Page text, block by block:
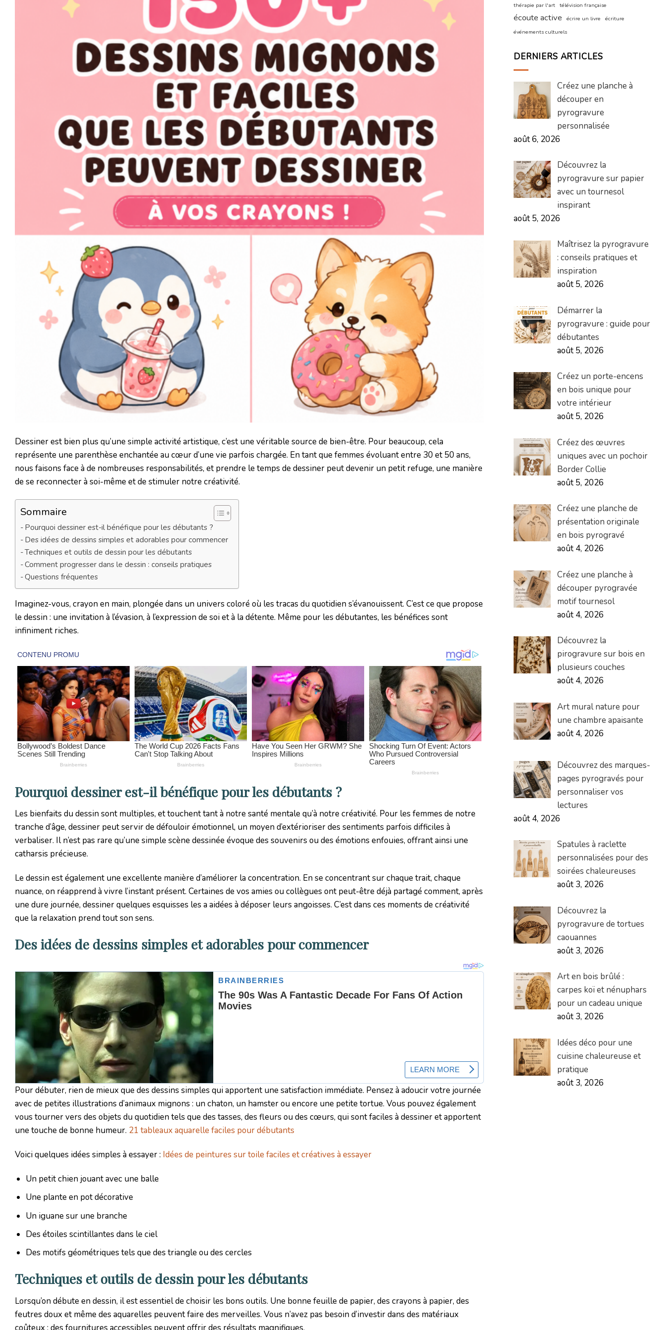
Dessiner est bien plus qu’une simple activité artistique, c’est une véritable source de bien-être. Pour beaucoup, cela
représente une parenthèse enchantée au cœur d’une vie parfois chargée. En tant que femmes évoluant entre 30 et 50 ans,
nous faisons face à de nombreuses responsabilités, et prendre le temps de dessiner peut devenir un petit refuge, une manière
de se reconnecter à soi-même et de stimuler notre créativité.
Sommaire
Pourquoi dessiner est-il bénéfique pour les débutants ?
Des idées de dessins simples et adorables pour commencer
Techniques et outils de dessin pour les débutants
Comment progresser dans le dessin : conseils pratiques
Questions fréquentes
Imaginez-vous, crayon en main, plongée dans un univers coloré où les tracas du quotidien s’évanouissent. C’est ce que propose
le dessin : une invitation à l’évasion, à l’expression de soi et à la détente. Même pour les débutantes, les bénéfices sont
infiniment riches.
Pourquoi dessiner est-il bénéfique pour les débutants ?
Les bienfaits du dessin sont multiples, et touchent tant à notre santé mentale qu’à notre créativité. Pour les femmes de notre
tranche d’âge, dessiner peut servir de défouloir émotionnel, un moyen d’extérioriser des sentiments parfois difficiles à
verbaliser. Il n’est pas rare qu’une simple scène dessinée évoque des souvenirs ou des émotions enfouies, offrant ainsi une
catharsis précieuse.
Le dessin est également une excellente manière d’améliorer la concentration. En se concentrant sur chaque trait, chaque
nuance, on réapprend à vivre l’instant présent. Certaines de vos amies ou collègues ont peut-être déjà partagé comment, après
une dure journée, dessiner quelques esquisses les a aidées à déposer leurs angoisses. C’est dans ces moments de créativité
que la relaxation prend tout son sens.
Des idées de dessins simples et adorables pour commencer
Pour débuter, rien de mieux que des dessins simples qui apportent une satisfaction immédiate. Pensez à adoucir votre journée
avec de petites illustrations d’animaux mignons : un chaton, un hamster ou encore une petite tortue. Vous pouvez également
vous tourner vers des objets du quotidien tels que des tasses, des fleurs ou des cœurs, qui sont faciles à dessiner et apportent
une touche de bonne humeur. 21 tableaux aquarelle faciles pour débutants
Voici quelques idées simples à essayer : Idées de peintures sur toile faciles et créatives à essayer
Un petit chien jouant avec une balle
Une plante en pot décorative
Un iguane sur une branche
Des étoiles scintillantes dans le ciel
Des motifs géométriques tels que des triangle ou des cercles
Techniques et outils de dessin pour les débutants
Lorsqu’on débute en dessin, il est essentiel de choisir les bons outils. Une bonne feuille de papier, des crayons à papier, des
feutres doux et même des aquarelles peuvent faire des merveilles. Vous n’avez pas besoin d’investir dans des matériaux
coûteux ; des fournitures accessibles peuvent offrir des résultats magnifiques.
thérapie par l'art télévision française
écoute active écrire un livre
écriture
événements culturels
DERNIERS ARTICLES
Créez une planche à
découper en
pyrogravure
personnalisée
août 6, 2026
Découvrez la
pyrogravure sur papier
avec un tournesol
inspirant
août 5, 2026
Maîtrisez la pyrogravure
: conseils pratiques et
inspiration
août 5, 2026
Démarrer la
pyrogravure : guide pour
débutantes
août 5, 2026
Créez un porte-encens
en bois unique pour
votre intérieur
août 5, 2026
Créez des œuvres
uniques avec un pochoir
Border Collie
août 5, 2026
Créez une planche de
présentation originale
en bois pyrogravé
août 4, 2026
Créez une planche à
découper pyrogravée
motif tournesol
août 4, 2026
Découvrez la
pirogravure sur bois en
plusieurs couches
août 4, 2026
Art mural nature pour
une chambre apaisante
août 4, 2026
Découvrez des marques-
pages pyrogravés pour
personnaliser vos
lectures
août 4, 2026
Spatules à raclette
personnalisées pour des
soirées chaleureuses
août 3, 2026
Découvrez la
pyrogravure de tortues
caouannes
août 3, 2026
Art en bois brûlé :
carpes koï et nénuphars
pour un cadeau unique
août 3, 2026
Idées déco pour une
cuisine chaleureuse et
pratique
août 3, 2026